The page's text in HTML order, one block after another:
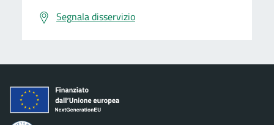
Segnala disservizio